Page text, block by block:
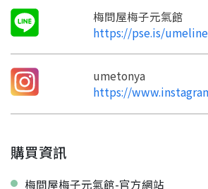
梅問屋梅子元氣館
https://pse.is/umeline
umetonya
https://
購買資訊
梅問屋梅子元氣館-官方網站
要註冊嗎？
嗨~這個 LINE 帳號還沒有註
只要驗證手機號碼就能完成註
您要繼續嗎？
返回 繼
請加入LINE好友
請掃描或點擊 QR code
加入「嘉義優鮮」LINE 好
點擊加入 LINE 好友
註冊完成了！
訊息
確認
返回首頁
想知道怎麼做更容易通過審